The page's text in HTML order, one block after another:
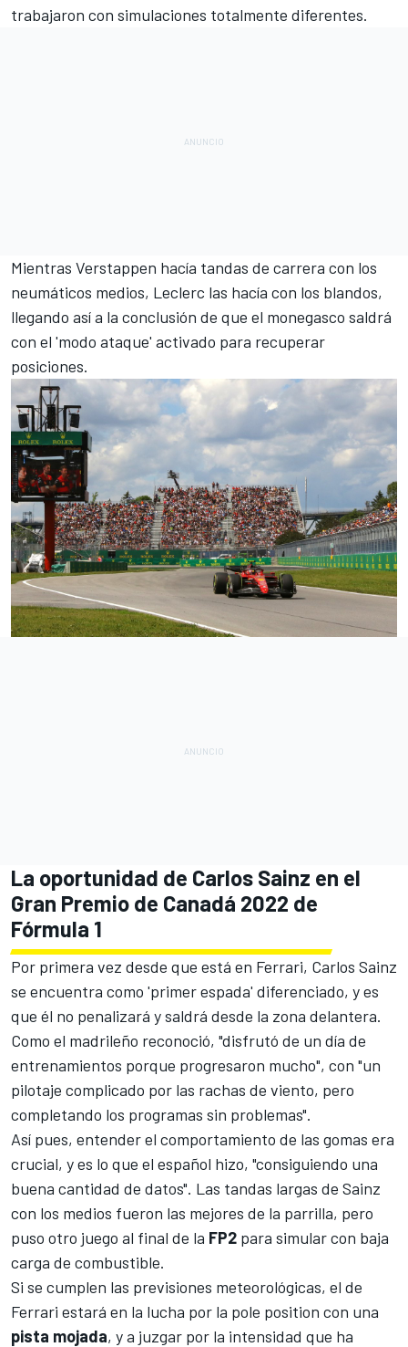
trabajaron con simulaciones totalmente diferentes.
Mientras Verstappen hacía tandas de carrera con los
neumáticos medios, Leclerc las hacía con los blandos,
llegando así a la conclusión de que el monegasco saldrá
con el 'modo ataque' activado para recuperar
posiciones.
La oportunidad de Carlos Sainz en el
Gran Premio de Canadá 2022 de
Fórmula 1
Por primera vez desde que está en Ferrari, Carlos Sainz
se encuentra como 'primer espada' diferenciado, y es
que él no penalizará y saldrá desde la zona delantera.
Como el madrileño reconoció, "disfrutó de un día de
entrenamientos porque progresaron mucho", con "un
pilotaje complicado por las rachas de viento, pero
completando los programas sin problemas".
Así pues, entender el comportamiento de las gomas era
crucial, y es lo que el español hizo, "consiguiendo una
buena cantidad de datos". Las tandas largas de Sainz
con los medios fueron las mejores de la parrilla, pero
puso otro juego al final de la FP2 para simular con baja
carga de combustible.
Si se cumplen las previsiones meteorológicas, el de
Ferrari estará en la lucha por la pole position con una
pista mojada, y a juzgar por la intensidad que ha